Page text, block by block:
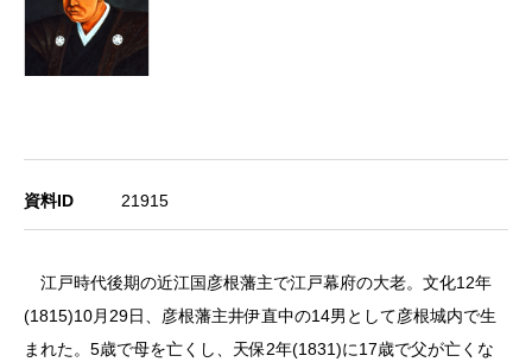
資料ID 21915
江戸時代後期の近江国彦根藩主で江戸幕府の大老。文化12年
(1815)10月29日、彦根藩主井伊直中の14男として彦根城内で生
まれた。5歳で母を亡くし、天保2年(1831)に17歳で父が亡くな